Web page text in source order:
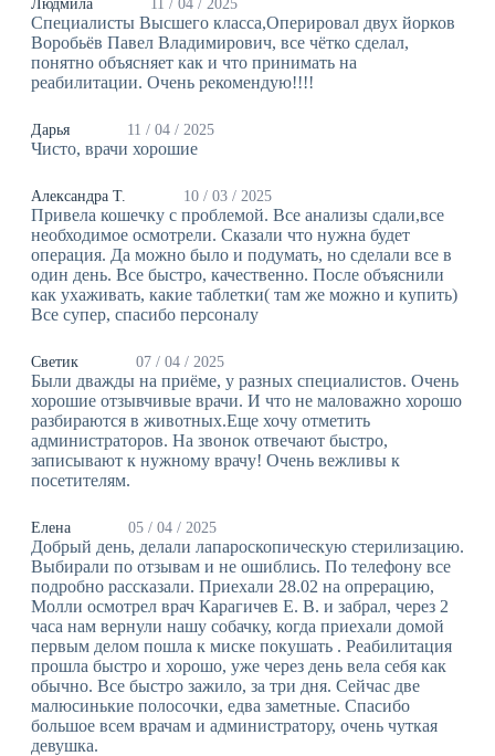
Людмила 11 / 04 / 2025
Специалисты Высшего класса,Оперировал двух йорков
Воробьёв Павел Владимирович, все чётко сделал,
понятно объясняет как и что принимать на
реабилитации. Очень рекомендую!!!!
Дарья 11 / 04 / 2025
Чисто, врачи хорошие
Александра Т. 10 / 03 / 2025
Привела кошечку с проблемой. Все анализы сдали,все
необходимое осмотрели. Сказали что нужна будет
операция. Да можно было и подумать, но сделали все в
один день. Все быстро, качественно. После объяснили
как ухаживать, какие таблетки( там же можно и купить)
Все супер, спасибо персоналу
Светик 07 / 04 / 2025
Были дважды на приёме, у разных специалистов. Очень
хорошие отзывчивые врачи. И что не маловажно хорошо
разбираются в животных.Еще хочу отметить
администраторов. На звонок отвечают быстро,
записывают к нужному врачу! Очень вежливы к
посетителям.
Елена 05 / 04 / 2025
Добрый день, делали лапароскопическую стерилизацию.
Выбирали по отзывам и не ошиблись. По телефону все
подробно рассказали. Приехали 28.02 на опрерацию,
Молли осмотрел врач Карагичев Е. В. и забрал, через 2
часа нам вернули нашу собачку, когда приехали домой
первым делом пошла к миске покушать ️. Реабилитация
прошла быстро и хорошо, уже через день вела себя как
обычно. Все быстро зажило, за три дня. Сейчас две
малюсинькие полосочки, едва заметные. Спасибо
большое всем врачам и администратору, очень чуткая
девушка.